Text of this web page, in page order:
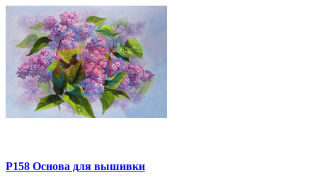
P158 Основа для вышивки